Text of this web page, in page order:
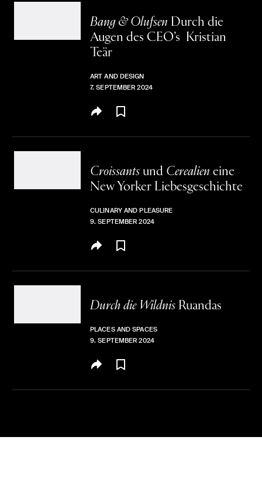
Bang & Olufsen Durch die
Augen des CEO’s Kristian
Teär
ART AND DESIGN
7. SEPTEMBER 2024
Croissants und Cerealien eine
New Yorker Liebesgeschichte
CULINARY AND PLEASURE
9. SEPTEMBER 2024
Durch die Wildnis Ruandas
PLACES AND SPACES
9. SEPTEMBER 2024